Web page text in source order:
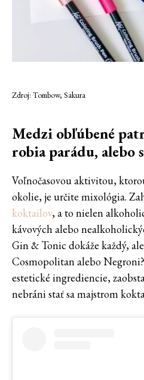
Zdroj: Tombow, Sakura
Medzi obľúbené
robia parádu, alebo
Voľnočasovou aktivitou,
okolie, je určite mixológia.
koktailov, a to nielen
kávových alebo
Gin & Tonic dokáže každý,
Cosmopolitan alebo
estetické ingrediencie,
nebráni stať sa majstrom